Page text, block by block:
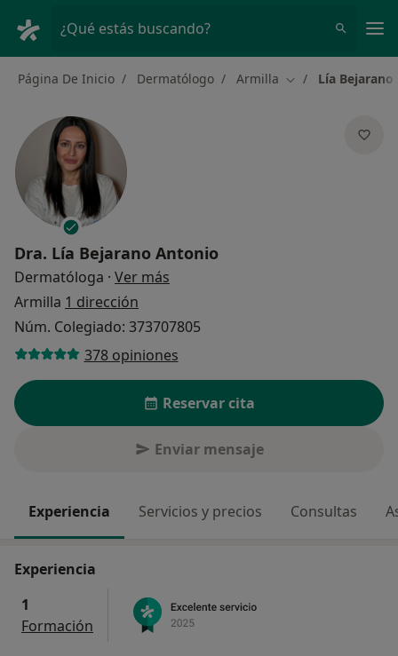
¿Qué estás buscando?
Página De Inicio Dermatólogo Armilla Cambiar de ciudad
Lía
Dra. Lía Bejarano Antonio
Dermatóloga · Ver más
Armilla 1 dirección
Núm. Colegiado: 373707805
378 opiniones
Reservar cita
Enviar mensaje
Experiencia Servicios y precios Consultas
Experiencia
1
Formación